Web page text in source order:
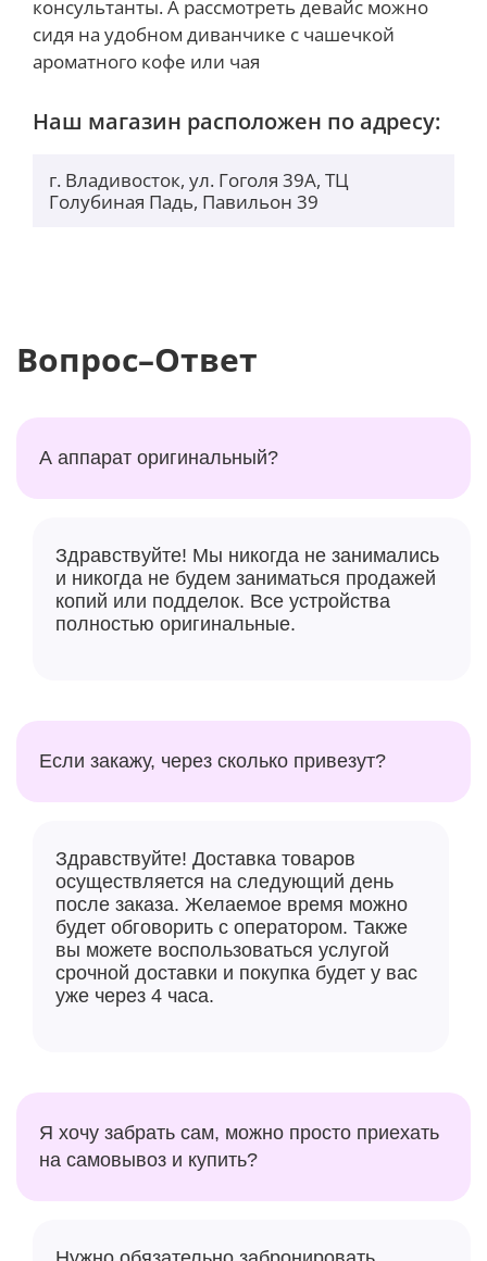
консультанты. А рассмотреть девайс можно
сидя на удобном диванчике с чашечкой
ароматного кофе или чая
Наш магазин расположен по адресу:
г. Владивосток, ул. Гоголя 39А, ТЦ
Голубиная Падь, Павильон 39
Вопрос–Ответ
А аппарат оригинальный?
Здравствуйте! Мы никогда не занимались
и никогда не будем заниматься продажей
копий или подделок. Все устройства
полностью оригинальные.
Если закажу, через сколько привезут?
Здравствуйте! Доставка товаров
осуществляется на следующий день
после заказа. Желаемое время можно
будет обговорить с оператором. Также
вы можете воспользоваться услугой
срочной доставки и покупка будет у вас
уже через 4 часа.
Я хочу забрать сам, можно просто приехать
на самовывоз и купить?